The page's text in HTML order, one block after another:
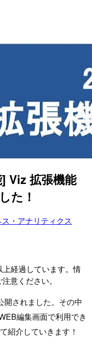
Viz 拡張機能
た！
ス・アナリティクス
経過しています。情
意ください。
開されました。その中
編集画面で利用でき
紹介していきます！